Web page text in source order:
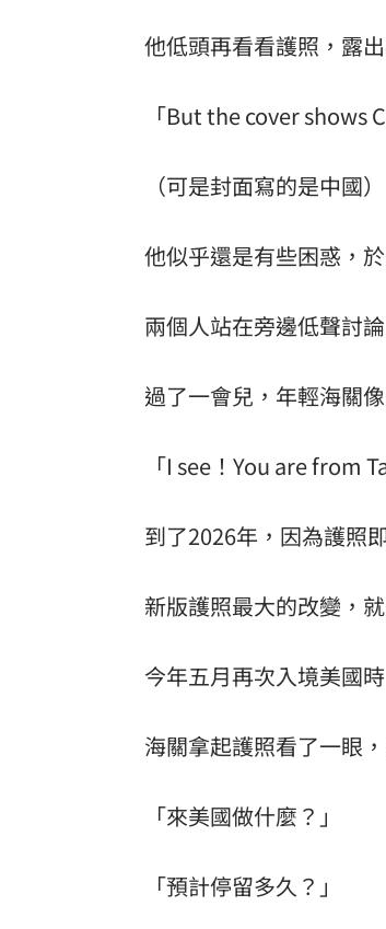
他低頭再看看護照，露
「But the cover shows
（可是封面寫的是中國）
他似乎還是有些困惑，
兩個人站在旁邊低聲討
過了一會兒，年輕海關
「I see！You are from
到了2026年，因為護照
新版護照最大的改變，
今年五月再次入境美國
海關拿起護照看了一眼
「來美國做什麼？」
「預計停留多久？」